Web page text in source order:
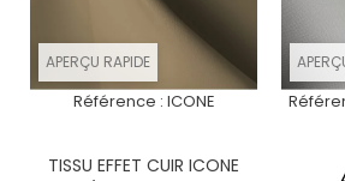
APERÇU RAPIDE
Référence : ICONE
TISSU EFFET CUIR ICONE